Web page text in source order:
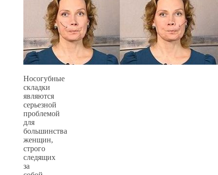
Носогубные
складки
являются
серьезной
проблемой
для
большинства
женщин,
строго
следящих
за